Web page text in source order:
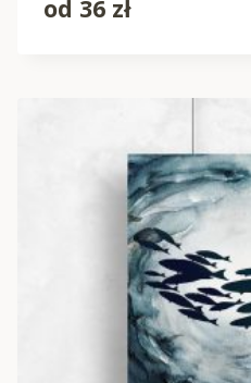
od 36 zł